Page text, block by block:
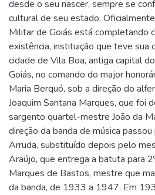
desde o seu nascer, sempre se
cultural de seu estado.
Militar de Goiás está completando
existência, instituição que teve sua
cidade de Vila Boa, antiga capital
Goiás, no comando do major
Maria Berquó, sob a direção do
Joaquim Santana Marques, que foi
sargento quartel-mestre João da
direção da banda de música
Arruda, substituído depois pelo
Araújo, que entrega a batuta para
Marques de Bastos, mestre que
da banda, de 1933 a 1947. Em